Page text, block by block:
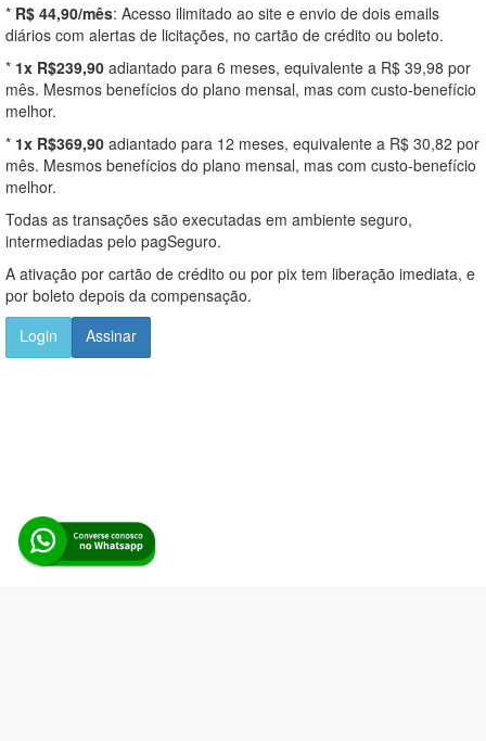
* R$ 44,90/mês: Acesso ilimitado ao site e envio de dois emails
diários com alertas de licitações, no cartão de crédito ou boleto.
* 1x R$239,90 adiantado para 6 meses, equivalente a R$ 39,98 por
mês. Mesmos benefícios do plano mensal, mas com custo-benefício
melhor.
* 1x R$369,90 adiantado para 12 meses, equivalente a R$ 30,82 por
mês. Mesmos benefícios do plano mensal, mas com custo-benefício
melhor.
Todas as transações são executadas em ambiente seguro,
intermediadas pelo pagSeguro.
A ativação por cartão de crédito ou por pix tem liberação imediata, e
por boleto depois da compensação.
Login
Assinar